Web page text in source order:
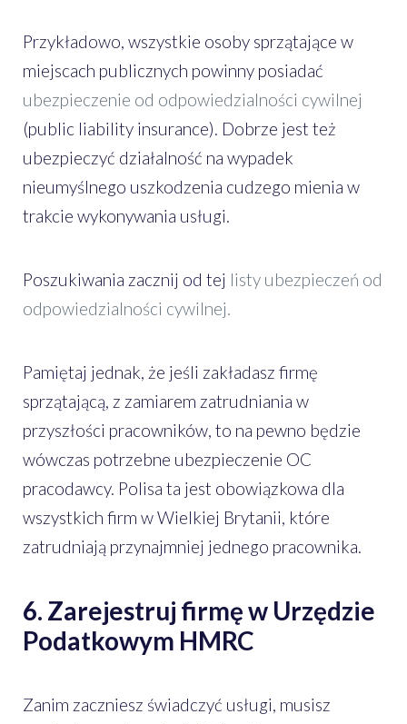
Przykładowo, wszystkie osoby sprzątające w
miejscach publicznych powinny posiadać
ubezpieczenie od odpowiedzialności cywilnej
(public liability insurance). Dobrze jest też
ubezpieczyć działalność na wypadek
nieumyślnego uszkodzenia cudzego mienia w
trakcie wykonywania usługi.
Poszukiwania zacznij od tej listy ubezpieczeń od
odpowiedzialności cywilnej.
Pamiętaj jednak, że jeśli zakładasz firmę
sprzątającą, z zamiarem zatrudniania w
przyszłości pracowników, to na pewno będzie
wówczas potrzebne ubezpieczenie OC
pracodawcy. Polisa ta jest obowiązkowa dla
wszystkich firm w Wielkiej Brytanii, które
zatrudniają przynajmniej jednego pracownika.
6. Zarejestruj firmę w Urzędzie
Podatkowym HMRC
Zanim zaczniesz świadczyć usługi, musisz